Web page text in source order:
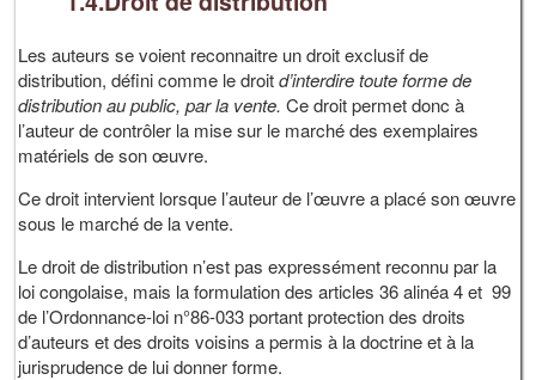
Les auteurs se voient reconnaitre un droit exclusif de
distribution, défini comme le droitd’interdire toute forme de
distribution au public, par la vente. Ce droit permet donc à
l’auteur de contrôler la mise sur le marché des exemplaires
matériels de son œuvre.
Ce droit intervient lorsque l’auteur de l’œuvre a placé son œuvre
sous le marché de la vente.
Le droit de distribution n’est pas expressément reconnu par la
loi congolaise, mais la formulation des articles 36 alinéa 4 et 99
de l’Ordonnance-loi n°86-033 portant protection des droits
d’auteurs et des droits voisins a permis à la doctrine et à la
jurisprudence de lui donner forme.